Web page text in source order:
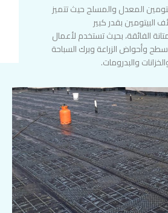
المعدل والمسلح حيث تتميز
البيتومين بقدر كبير
الفائقة، بحيث تستخدم لأعمال
وأحواض الزراعة وبرك السباحة
والبدرومات.